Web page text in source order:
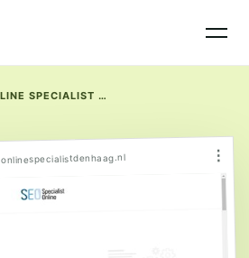
ONLINE SPECIALIST DEN HAAG
onlinespecialistdenhaag.nl ⋮